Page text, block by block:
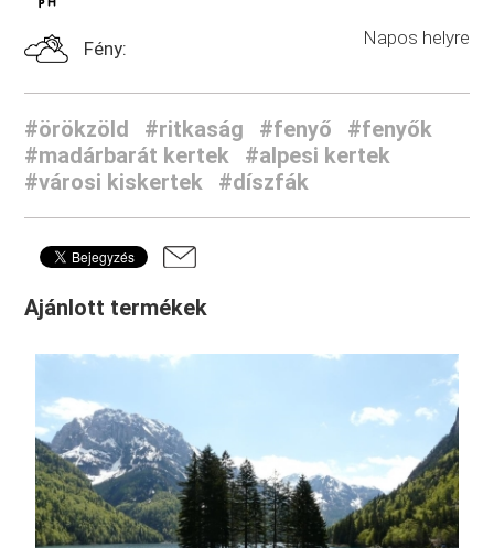
Fény: Napos helyre
#örökzöld #ritkaság #fenyő
#fenyők
#madárbarát kertek
#alpesi kertek
#városi kiskertek
#díszfák
Ajánlott termékek